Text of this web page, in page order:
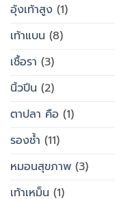
อุ้งเท้าสูง (1)
เท้าแบน (8)
เชื้อรา (3)
นิ้วปีน (2)
ตาปลา คือ (1)
รองช้ำ (11)
หมอนสุขภาพ (3)
เท้าเหม็น (1)